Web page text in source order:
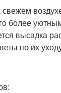
более
высадка
по их